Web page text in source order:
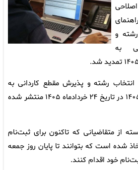
و
به
انتخاب رشته و پذیرش مقطع کاردانی به
کارشناسی‌ناپیوسته سال ۱۴۰۵ در تاریخ ۲۴ خردادماه ۱۴۰۵ منتشر شده
از متقاضیانی که تاکنون برای ثبت‌نام
شده است که بتوانند تا پایان روز جمعه